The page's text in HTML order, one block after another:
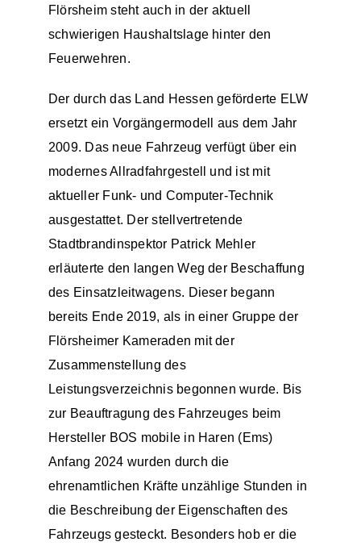
Flörsheim steht auch in der aktuell
schwierigen Haushaltslage hinter den
Feuerwehren.
Der durch das Land Hessen geförderte ELW
ersetzt ein Vorgängermodell aus dem Jahr
2009. Das neue Fahrzeug verfügt über ein
modernes Allradfahrgestell und ist mit
aktueller Funk- und Computer-Technik
ausgestattet. Der stellvertretende
Stadtbrandinspektor Patrick Mehler
erläuterte den langen Weg der Beschaffung
des Einsatzleitwagens. Dieser begann
bereits Ende 2019, als in einer Gruppe der
Flörsheimer Kameraden mit der
Zusammenstellung des
Leistungsverzeichnis begonnen wurde. Bis
zur Beauftragung des Fahrzeuges beim
Hersteller BOS mobile in Haren (Ems)
Anfang 2024 wurden durch die
ehrenamtlichen Kräfte unzählige Stunden in
die Beschreibung der Eigenschaften des
Fahrzeugs gesteckt. Besonders hob er die